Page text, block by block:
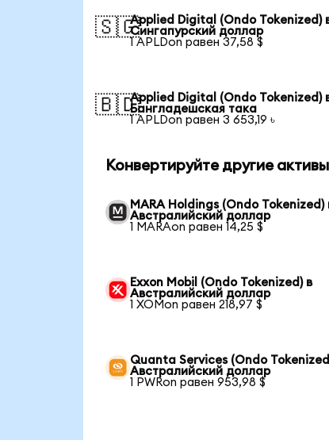
🇸🇬Applied Digital (Ondo Tokenized)
Сингапурский доллар
1 APLDon равен 37,58 $
🇧🇩Applied Digital (Ondo Tokenized)
Бангладешская така
1 APLDon равен 3 653,19 ৳
Конвертируйте другие
MARA Holdings (Ondo Tokenized)
Австралийский доллар
1 MARAon равен 14,25 $
Exxon Mobil (Ondo Tokenized) в
Австралийский доллар
1 XOMon равен 218,97 $
Quanta Services (Ondo
Австралийский доллар
1 PWRon равен 953,98 $